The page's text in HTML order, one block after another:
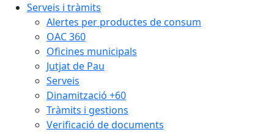
Serveis i tràmits
Alertes per productes de consum
OAC 360
Oficines municipals
Jutjat de Pau
Serveis
Dinamització +60
Tràmits i gestions
Verificació de documents